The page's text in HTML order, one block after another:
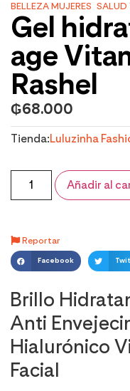
BELLEZA MUJERES SALUD
Gel
age
Rashel
₲68.000
Tienda:Luluzinha
Añadir al
Reportar
Facebook
Brillo
Anti
Hialurónico
Facial